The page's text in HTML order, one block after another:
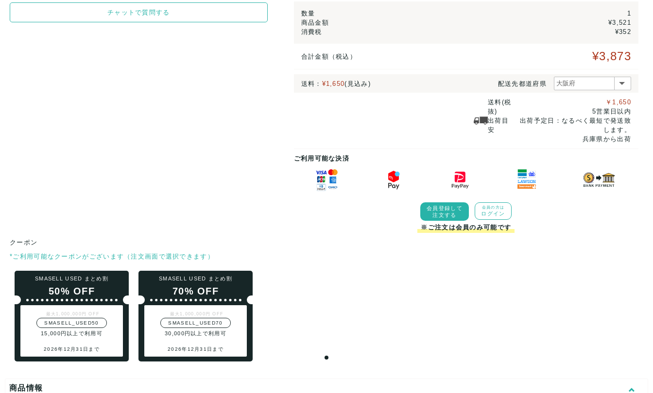
チャットで質問する 数量
1
商品金額
¥3,521
消費税
¥352
合計金額（税込） ¥3,873
送料： ¥1,650(見込み) 配送先都道府県
送料(税
抜)
出荷目
安
￥1,650
5営業日以内
出荷予定日：なるべく最短で発送致
します。
兵庫県から出荷
ご利用可能な決済
会員登録して
注文する
会員の方は
ログイン
※ご注文は会員のみ可能です
クーポン
*ご利用可能なクーポンがございます（注文画面で選択できます）
SMASELL USED まとめ割
50% OFF
最大1,000,000円 OFF
SMASELL_USED50
15,000円以上で利用可
2026年12月31日まで
SMASELL USED まとめ割
70% OFF
最大1,000,000円 OFF
SMASELL_USED70
30,000円以上で利用可
2026年12月31日まで
商品情報